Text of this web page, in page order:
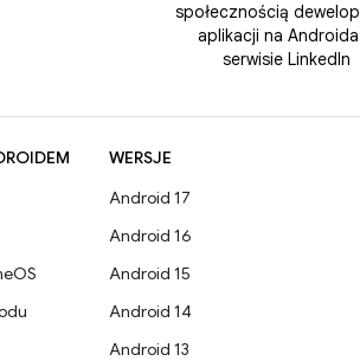
społecznością
aplikacji na
serwisie LinkedIn
WERSJE
Android 17
Android 16
Android 15
Android 14
Android 13